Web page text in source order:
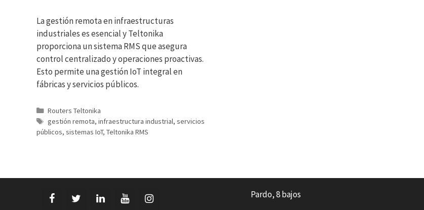
La gestión remota en infraestructuras
industriales es esencial y Teltonika
proporciona un sistema RMS que asegura
control centralizado y operaciones proactivas.
Esto permite una gestión IoT integral en
fábricas y servicios públicos.
Categorías
Routers Teltonika
Etiquetas
gestión remota, infraestructura industrial, servicios
públicos, sistemas IoT, Teltonika RMS
Pardo, 8 bajos